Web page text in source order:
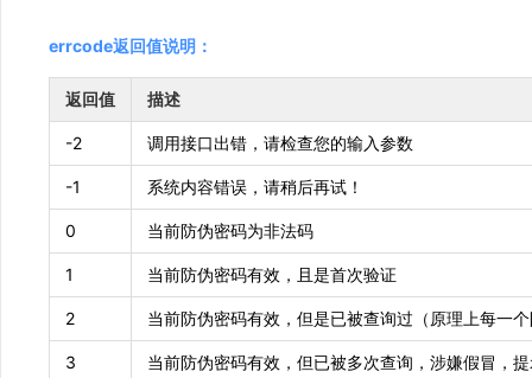
errcode返回值说明：
返回值 描述
-2 调用接口出错，请检查您的输入参数
-1 系统内容错误，请稍后再试！
0 当前防伪密码为非法码
1 当前防伪密码有效，且是首次验证
2 当前防伪密码有效，但是已被查询过（原理上每一
3 当前防伪密码有效，但已被多次查询，涉嫌假冒，